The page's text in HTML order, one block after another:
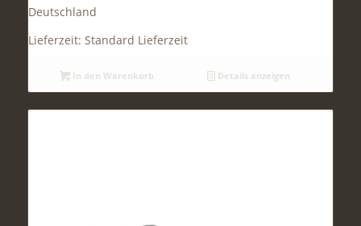
ist:
Deutschland
Lieferzeit: Standard Lieferzeit
In den Warenkorb Details anzeigen